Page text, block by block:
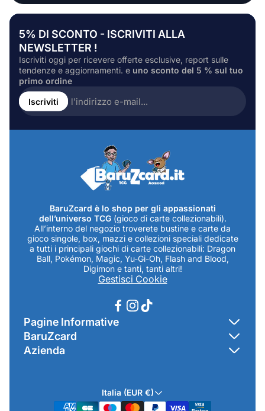
5% DI SCONTO - ISCRIVITI ALLA
NEWSLETTER !
Iscriviti oggi per ricevere offerte esclusive, report sulle
tendenze e aggiornamenti. e uno sconto del 5 % sul tuo
primo ordine
Inserire
l'indirizzo
e-
Iscriviti
BaruZcard è lo shop per gli appassionati
dell’universo TCG (gioco di carte collezionabili).
All’interno del negozio troverete bustine e carte da
gioco singole, box, mazzi e collezioni speciali dedicate
a tutti i principali giochi di carte collezionabili: Dragon
Ball, Pokémon, Magic, Yu-Gi-Oh, Flash and Blood,
Digimon e tanti, tanti altri!
Gestisci Cookie
Pagine Informative
Contatti
Termini & Condizioni
BaruZcard
Chi-sono
Azienda
Indirizzo Negozio: Via Luigi Valentini 1a Traversa - SNC
Italia (EUR €)